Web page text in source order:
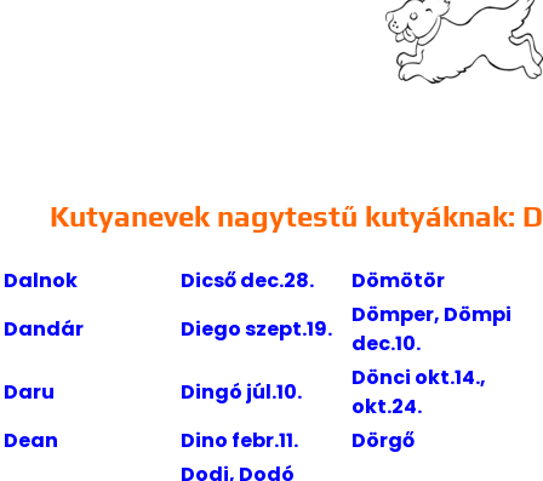
Kutyanevek nagytestű kutyáknak: D
Dalnok Dicső dec.28.
Dömötör
Dandár
Diego szept.19.
Dömper, Dömpi
dec.10.
Daru
Dingó júl.10.
Dönci okt.14.,
okt.24.
Dean
Dino febr.11. Dörgő
Dodi, Dodó